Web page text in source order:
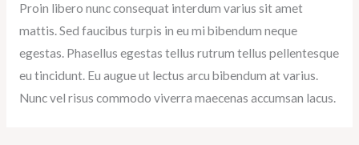
Proin libero nunc consequat interdum varius sit amet
mattis. Sed faucibus turpis in eu mi bibendum neque
egestas. Phasellus egestas tellus rutrum tellus pellentesque
eu tincidunt. Eu augue ut lectus arcu bibendum at varius.
Nunc vel risus commodo viverra maecenas accumsan lacus.